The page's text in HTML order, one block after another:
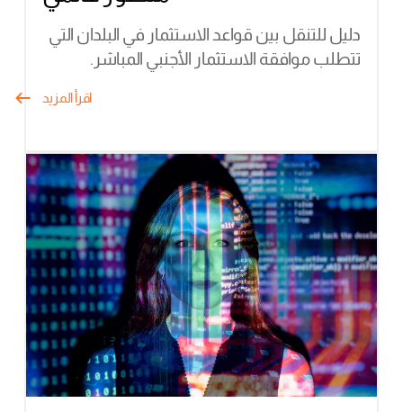
دليل للتنقل بين قواعد الاستثمار في البلدان التي
تتطلب موافقة الاستثمار الأجنبي المباشر.
اقرأ المزيد